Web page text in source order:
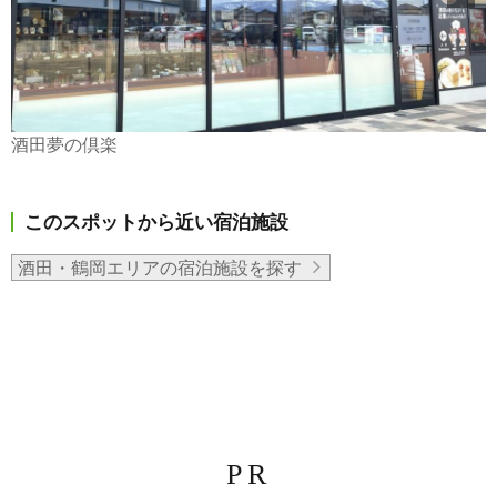
酒田夢の倶楽
このスポットから近い宿泊施設
酒田・鶴岡エリアの宿泊施設を探す
PR